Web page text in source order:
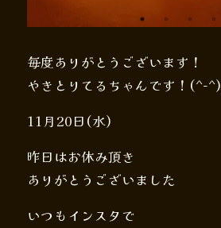
毎度ありがとうございます！
やきとりてるちゃんです！(^-^)
11月20日(水)
昨日はお休み頂き
ありがとうございました
いつもインスタで